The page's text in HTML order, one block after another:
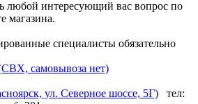
любой интересующий вас вопрос по
магазина.
специалисты обязательно
самовывоза нет)
ул. Северное шоссе, 5Г)
тел: